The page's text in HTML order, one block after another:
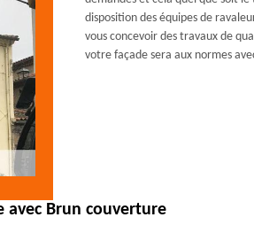
disposition des équipes de
vous concevoir des travaux de
votre façade sera aux normes
avec Brun couverture